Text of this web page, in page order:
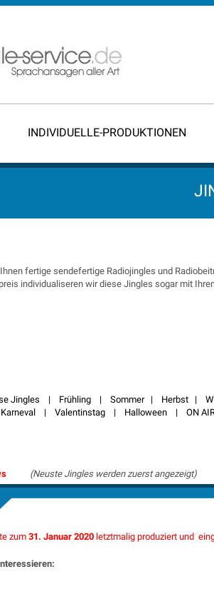
INDIVIDUELLE-PRODUKTIONEN
fertige sendefertige Radiojingles und
individualiseren wir diese Jingles sogar mit
Jingles | Frühling | Sommer| Herbst |
Karneval | Valentinstag| Halloween| ON
(Neuste Jingles werden zuerst angezeigt)
zum31. Januar 2020 letztmalig produziert und